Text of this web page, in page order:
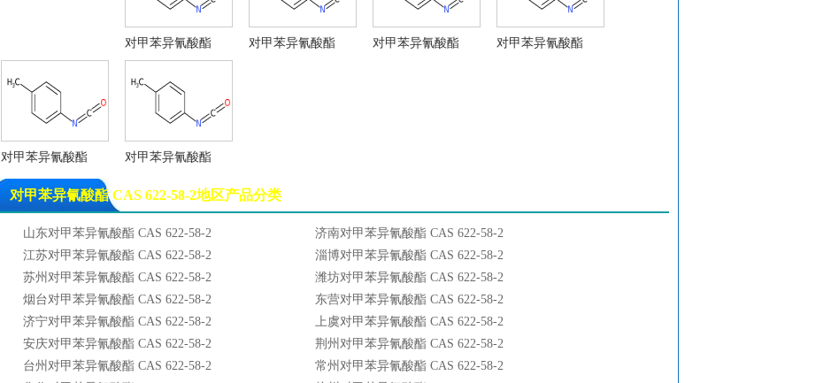
对甲苯异氰酸酯 对甲苯异氰酸酯 对甲苯异氰酸酯 对甲苯异氰酸酯
对甲苯异氰酸酯 对甲苯异氰酸酯
对甲苯异氰酸酯 CAS 622-58-2地区产品分类
山东对甲苯异氰酸酯 CAS 622-58-2
济南对甲苯异氰酸酯 CAS 622-58-2
江苏对甲苯异氰酸酯 CAS 622-58-2
淄博对甲苯异氰酸酯 CAS 622-58-2
苏州对甲苯异氰酸酯 CAS 622-58-2
潍坊对甲苯异氰酸酯 CAS 622-58-2
烟台对甲苯异氰酸酯 CAS 622-58-2
东营对甲苯异氰酸酯 CAS 622-58-2
济宁对甲苯异氰酸酯 CAS 622-58-2
上虞对甲苯异氰酸酯 CAS 622-58-2
安庆对甲苯异氰酸酯 CAS 622-58-2
荆州对甲苯异氰酸酯 CAS 622-58-2
台州对甲苯异氰酸酯 CAS 622-58-2
常州对甲苯异氰酸酯 CAS 622-58-2